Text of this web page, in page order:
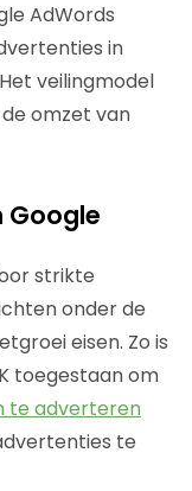
AdWords
in
veilingmodel
omzet van
Google
strikte
onder de
eisen. Zo is
toegestaan om
te adverteren
te